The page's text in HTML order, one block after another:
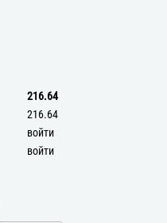
216.64
216.64
войти
войти